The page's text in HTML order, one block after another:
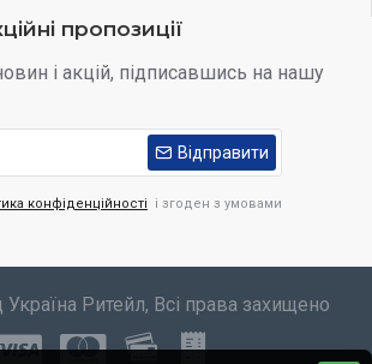
пропозиції
і акцій, підписавшись на нашу
Відправити
конфіденційності і згоден з умовами
Ритейл, Всі права захищено